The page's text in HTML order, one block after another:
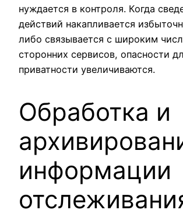
нуждается в контроля. Когда
действий накапливается
либо связывается с широким
сторонних сервисов, опасности
приватности увеличиваются.
Обработка и
информации